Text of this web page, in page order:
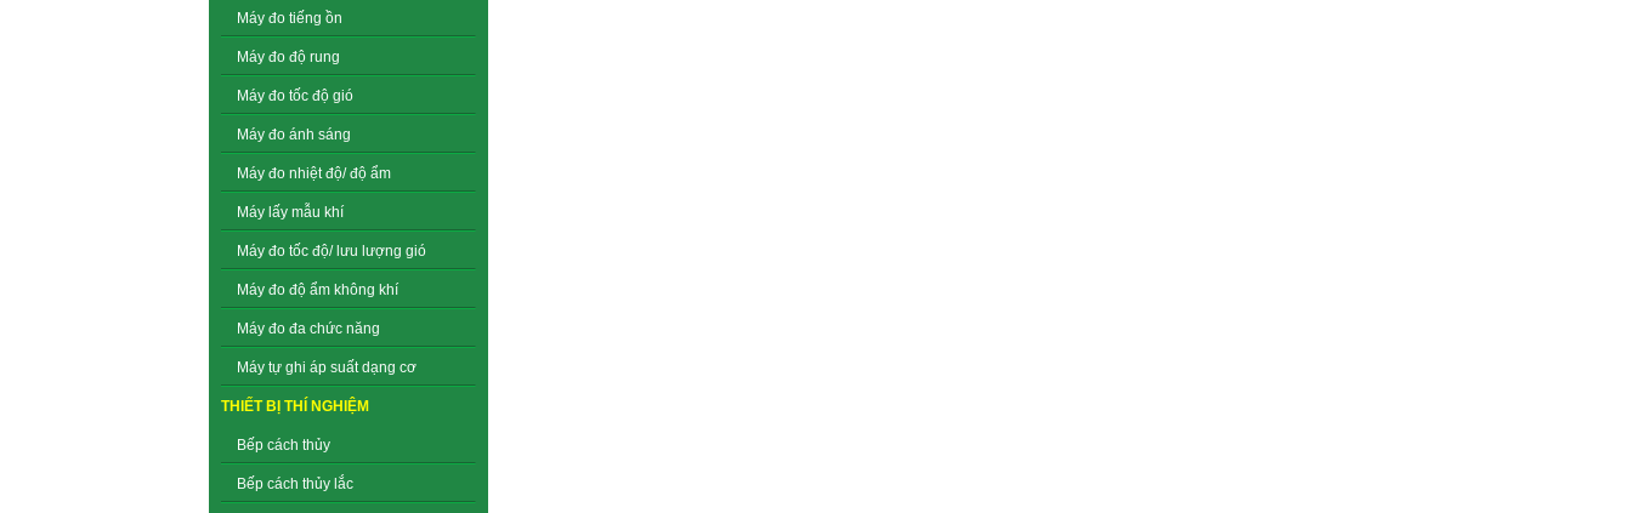
Máy đo tiếng ồn
Máy đo độ rung
Máy đo tốc độ gió
Máy đo ánh sáng
Máy đo nhiệt độ/ độ ẩm
Máy lấy mẫu khí
Máy đo tốc độ/ lưu lượng gió
Máy đo độ ẩm không khí
Máy đo đa chức năng
Máy tự ghi áp suất dạng cơ
THIẾT BỊ THÍ NGHIỆM
Bếp cách thủy
Bếp cách thủy lắc